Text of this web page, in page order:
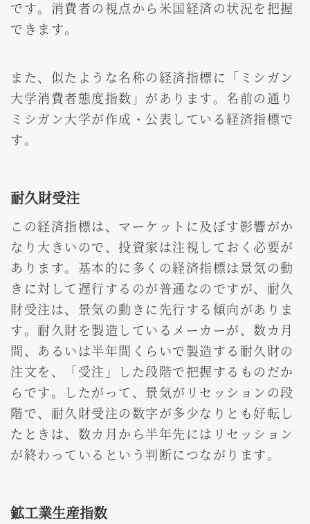
です。消費者の視点から米国経済の状況を把握
できます。
また、似たような名称の経済指標に「ミシガン
大学消費者態度指数」があります。名前の通り
ミシガン大学が作成・公表している経済指標で
す。
耐久財受注
この経済指標は、マーケットに及ぼす影響がか
なり大きいので、投資家は注視しておく必要が
あります。基本的に多くの経済指標は景気の動
きに対して遅行するのが普通なのですが、耐久
財受注は、景気の動きに先行する傾向がありま
す。耐久財を製造しているメーカーが、数カ月
間、あるいは半年間くらいで製造する耐久財の
注文を、「受注」した段階で把握するものだか
らです。したがって、景気がリセッションの段
階で、耐久財受注の数字が多少なりとも好転し
たときは、数カ月から半年先にはリセッション
が終わっているという判断につながります。
鉱工業生産指数